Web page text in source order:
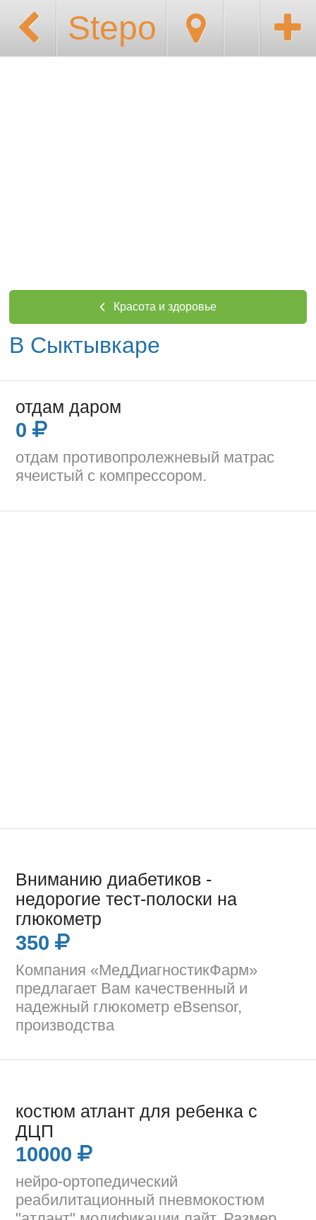
Stepo
Красота и здоровье
В Сыктывкаре
отдам даром
0
отдам противопролежневый матрас
ячеистый с компрессором.
Вниманию диабетиков -
недорогие тест-полоски на
глюкометр
350
Компания «МедДиагностикФарм»
предлагает Вам качественный и
надежный глюкометр eBsensor,
производства
костюм атлант для ребенка с
ДЦП
10000
нейро-ортопедический
реабилитационный пневмокостюм